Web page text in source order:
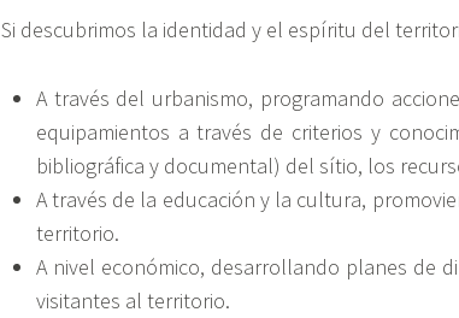
Si descubrimos la identidad y el espíritu del
A través del urbanismo, programando
equipamientos a través de criterios y
bibliográfica y documental) del sítio, los
A través de la educación y la cultura,
territorio.
A nivel económico, desarrollando planes de
visitantes al territorio.